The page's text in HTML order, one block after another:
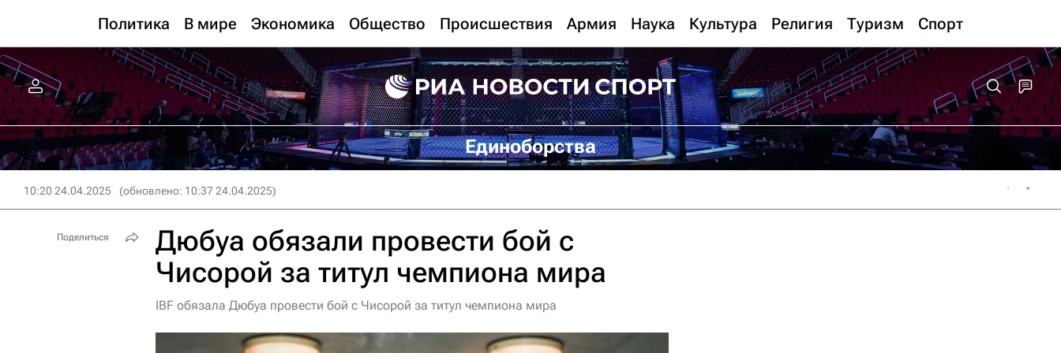
Политика В мире Экономика Общество Происшествия Армия Наука Культура Религия Туризм Спорт
Единоборства
10:20 24.04.2025 (обновлено: 10:37 24.04.2025)
Дюбуа обязали провести бой с
Чисорой за титул чемпиона мира
IBF обязала Дюбуа провести бой с Чисорой за титул чемпиона мира
Поделиться